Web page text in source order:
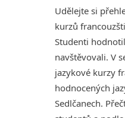
Udělejte si
kurzů
Studenti
navštěvovali. V
jazykové kurzy
hodnocených
Sedlčanech.